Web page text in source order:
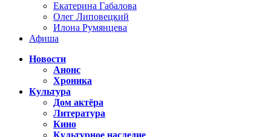
Екатерина Габалова
Олег Липовецкий
Илона Румянцева
Афиша
Новости
Анонс
Хроника
Культура
Дом актёра
Литература
Кино